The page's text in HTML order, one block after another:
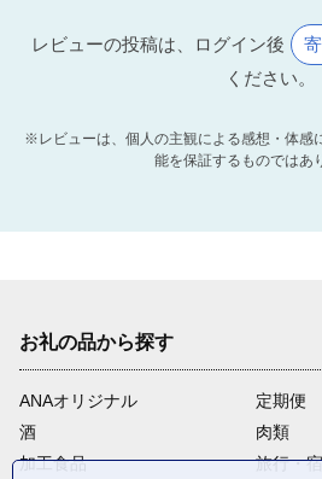
レビューの投稿は、ログイン後
ください。
※レビューは、個人の主観による感想・体感
能を保証するものではあ
お礼の品から探す
ANAオリジナル
定期便
酒
肉類
加工食品
旅行・